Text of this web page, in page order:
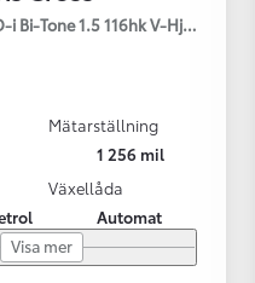
Bi-Tone 1.5 116hk V-Hjul Drag JBL
Mätarställning
1 256 mil
Växellåda
Automat
Visa mer